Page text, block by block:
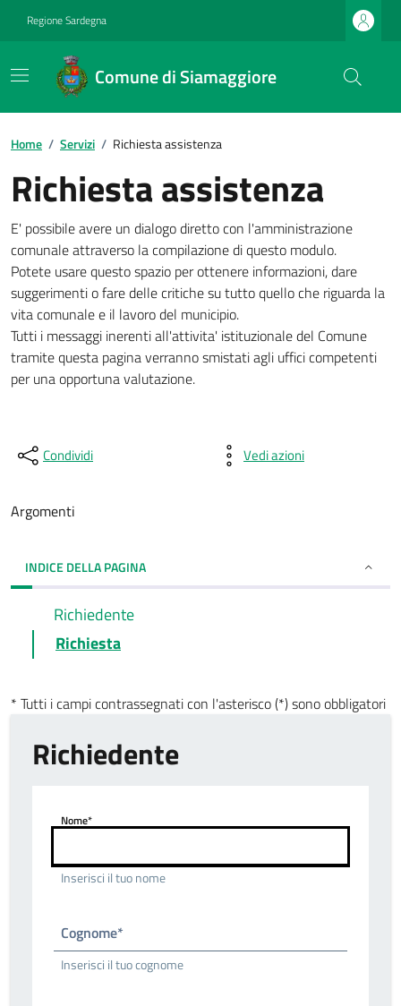
Regione Sardegna
Comune di Siamaggiore
Home / Servizi / Richiesta assistenza
Richiesta assistenza
E' possibile avere un dialogo diretto con l'amministrazione
comunale attraverso la compilazione di questo modulo.
Potete usare questo spazio per ottenere informazioni, dare
suggerimenti o fare delle critiche su tutto quello che riguarda la
vita comunale e il lavoro del municipio.
Tutti i messaggi inerenti all'attivita' istituzionale del Comune
tramite questa pagina verranno smistati agli uffici competenti
per una opportuna valutazione.
Condividi Vedi azioni
Argomenti
INDICE DELLA PAGINA
Richiedente
Richiesta
* Tutti i campi contrassegnati con l'asterisco (*) sono obbligatori
Richiedente
Nome*
Inserisci il tuo nome
Cognome*
Inserisci il tuo cognome